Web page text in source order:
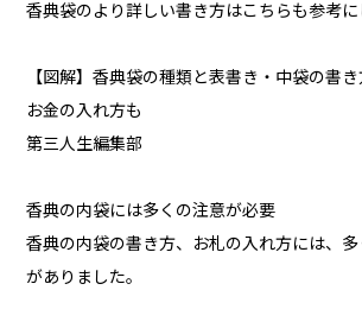
香典袋のより詳しい書き方はこちらも参考に
【図解】香典袋の種類と表書き・中袋の書
お金の入れ方も
第三人生編集部
香典の内袋には多くの注意が必要
香典の内袋の書き方、お札の入れ方には、
がありました。